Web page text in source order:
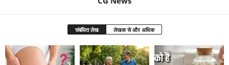
संबंधित लेख लेखक से और अधिक